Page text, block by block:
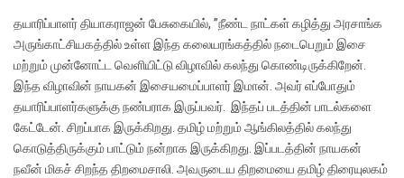
தயாரிப்பாளர் தியாகராஜன் பேசுகையில், ”நீண்ட நாட்கள் கழித்து அரசாங்க
அருங்காட்சியகத்தில் உள்ள இந்த கலையரங்கத்தில் நடைபெறும் இசை
மற்றும் முன்னோட்ட வெளியிட்டு விழாவில் கலந்து கொண்டிருக்கிறேன்.
இந்த விழாவின் நாயகன் இசையமைப்பாளர் இமான். அவர் எப்போதும்
தயாரிப்பாளர்களுக்கு நண்பராக இருப்பவர். இந்தப் படத்தின் பாடல்களை
கேட்டேன். சிறப்பாக இருக்கிறது. தமிழ் மற்றும் ஆங்கிலத்தில் கலந்து
கொடுத்திருக்கும் பாட்டும் நன்றாக இருக்கிறது. இப்படத்தின் நாயகன்
நவீன் மிகச் சிறந்த திறமைசாலி. அவருடைய திறமையை தமிழ் திரையுலகம்